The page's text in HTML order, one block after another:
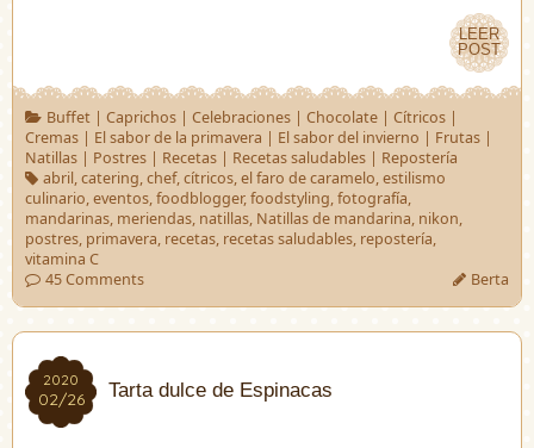
LEER
POST
LEER
POST
Buffet| Caprichos| Celebraciones| Chocolate| Cítricos|
Cremas | El sabor de la primavera | El sabor del invierno | Frutas |
Natillas | Postres | Recetas | Recetas saludables | Repostería
abril,catering,chef,cítricos,el faro de caramelo,estilismo
culinario,eventos,foodblogger,foodstyling,fotografía,
mandarinas, meriendas, natillas, Natillas de mandarina, nikon,
postres, primavera, recetas, recetas saludables, repostería,
vitamina C
45 Comments
Berta
2020
02/26
2020
02/26 Tarta dulce de Espinacas